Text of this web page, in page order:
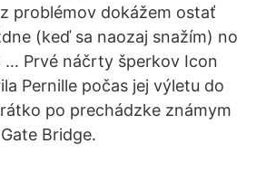
problémov dokážem ostať
(keď sa naozaj snažím) no
… Prvé náčrty šperkov Icon
Pernille počas jej výletu do
po prechádzke známym
Bridge.